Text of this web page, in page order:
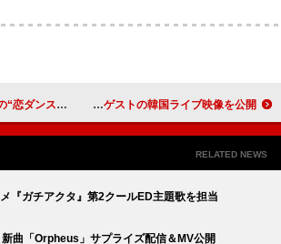
MVメイキング映像が公開 YOASOBI、NewJeans/LEE SUHYUN of AKMUがゲストの韓国ライブ映像を公開
RELATED NEWS
『ガチアクタ』第2クールED主題歌を担当
曲「Orpheus」サプライズ配信＆MV公開